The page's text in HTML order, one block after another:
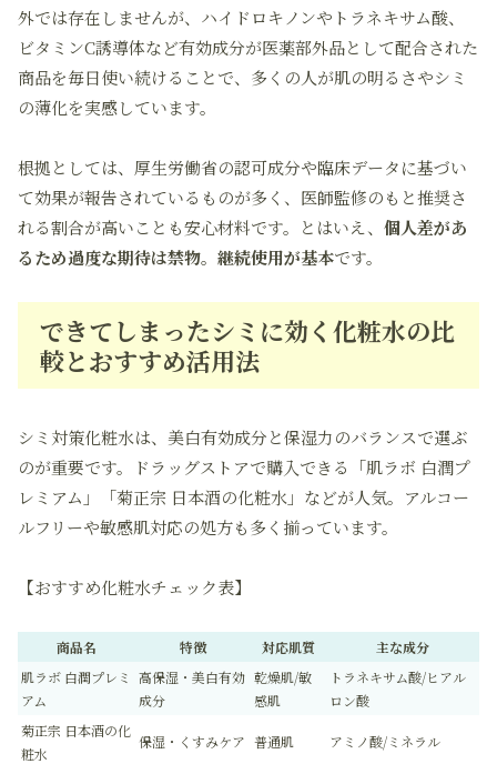
外では存在しませんが、 ハイドロキノンや トラネキサム酸、
ビタミンC誘導体など有効成分が医薬部外品として配合された
商品を毎日使い続けることで、多くの人が肌の明るさやシミ
の薄化を実感しています。
根拠としては、厚生労働省の認可成分や臨床データに基づい
て効果が報告されているものが多く、医師監修のもと推奨さ
れる割合が高いことも安心材料です。とはいえ、 個人差があ
るため過度な期待は禁物。継続使用が基本です。
できてしまったシミに効く化粧水の比
較とおすすめ活用法
シミ対策化粧水は、 美白有効成分と保湿力のバランスで選ぶ
のが重要です。ドラッグストアで購入できる「肌ラボ 白潤プ
レミアム」「菊正宗 日本酒の化粧水」などが人気。アルコー
ルフリーや敏感肌対応の処方も多く揃っています。
【おすすめ化粧水チェック表】
商品名 特徴 対応肌質
主な成分
肌ラボ 白潤プレミ
アム
高保湿・美白有効
成分
乾燥肌/敏
感肌
トラネキサム酸/ヒアル
ロン酸
菊正宗 日本酒の化
粧水
保湿・くすみケア 普通肌 アミノ酸/ミネラル